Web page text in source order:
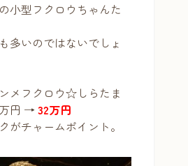
小型フクロウちゃんた
多いのではないでしょ
メフクロウ☆しらたま
円 → 32万円
がチャームポイント。